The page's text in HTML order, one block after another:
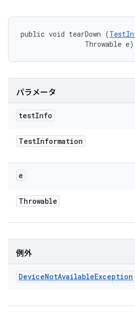
public void tearDown (
                Throwable e)
パラメータ
testInfo
TestInformation
e
Throwable
例外
DeviceNotAvailableException